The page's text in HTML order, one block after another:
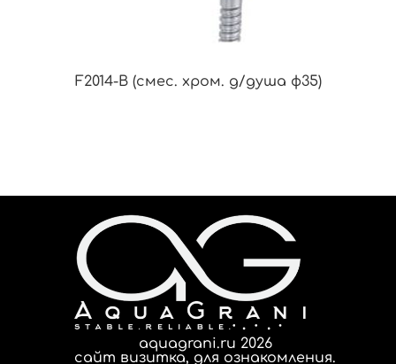
F2014-B (смес. хром. д/душа ф35)
aquagrani.ru 2026
сайт визитка, для ознакомления.